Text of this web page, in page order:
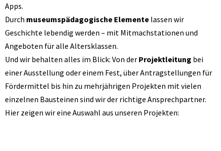
Apps.
Durch museumspädagogische Elemente lassen wir
Geschichte lebendig werden – mit Mitmachstationen und
Angeboten für alle Altersklassen.
Und wir behalten alles im Blick: Von der Projektleitung bei
einer Ausstellung oder einem Fest, über Antragstellungen für
Fördermittel bis hin zu mehrjährigen Projekten mit vielen
einzelnen Bausteinen sind wir der richtige Ansprechpartner.
Hier zeigen wir eine Auswahl aus unseren Projekten: